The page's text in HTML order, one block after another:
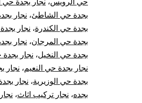
حي الرويس، نجار بجدة حي
بجدة حي الشاطئ، نجار
بجدة حي الكندرة، نجار
بجدة حي المرجان، نجار
بجدة حي النخيل، نجار بجدة
نجار بجدة حي النعيم، نجار
بجدة حي الوزيرية، نجار
بجده، نجار تركيب اثاث،